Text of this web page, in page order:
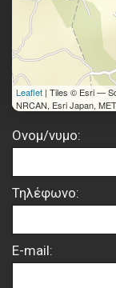
Leaflet | Tiles © Esri —
NRCAN, Esri Japan,
Ονομ/νυμο:
Τηλέφωνο:
E-mail: